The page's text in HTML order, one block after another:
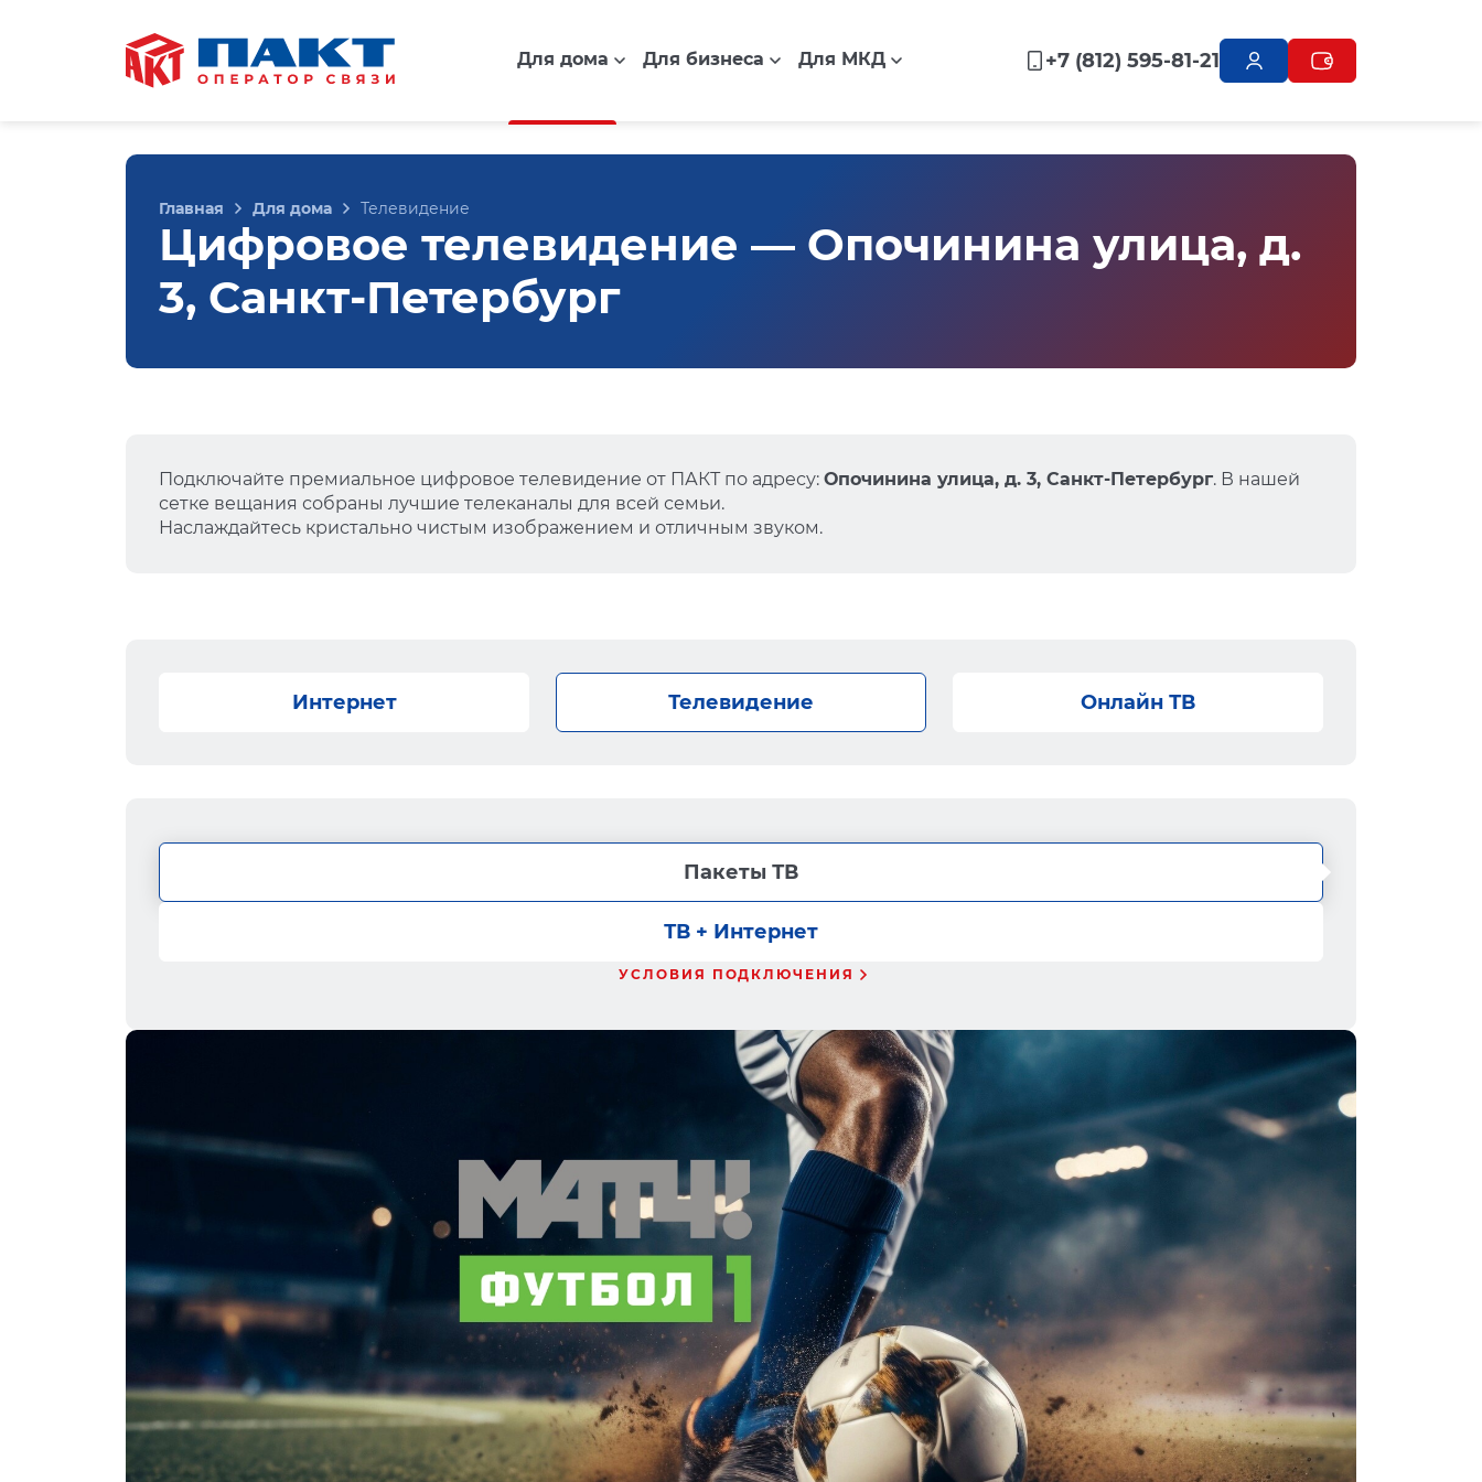
Для дома Для бизнеса Для МКД +7 (812) 595-81-21
Главная Для дома Телевидение
Цифровое телевидение — Опочинина улица, д.
3, Санкт-Петербург
Подключайте премиальное цифровое телевидение от ПАКТ по адресу: Опочинина улица, д. 3, Санкт-Петербург. В нашей
сетке вещания собраны лучшие телеканалы для всей семьи.
Наслаждайтесь кристально чистым изображением и отличным звуком.
Интернет Телевидение Онлайн ТВ
Пакеты ТВ
ТВ + Интернет
УСЛОВИЯ ПОДКЛЮЧЕНИЯ